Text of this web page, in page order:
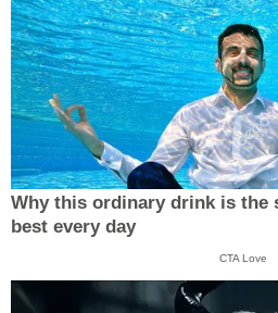
Why this ordinary drink is the
best every day
CTA Love